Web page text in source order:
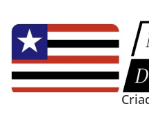
para
conteúdo